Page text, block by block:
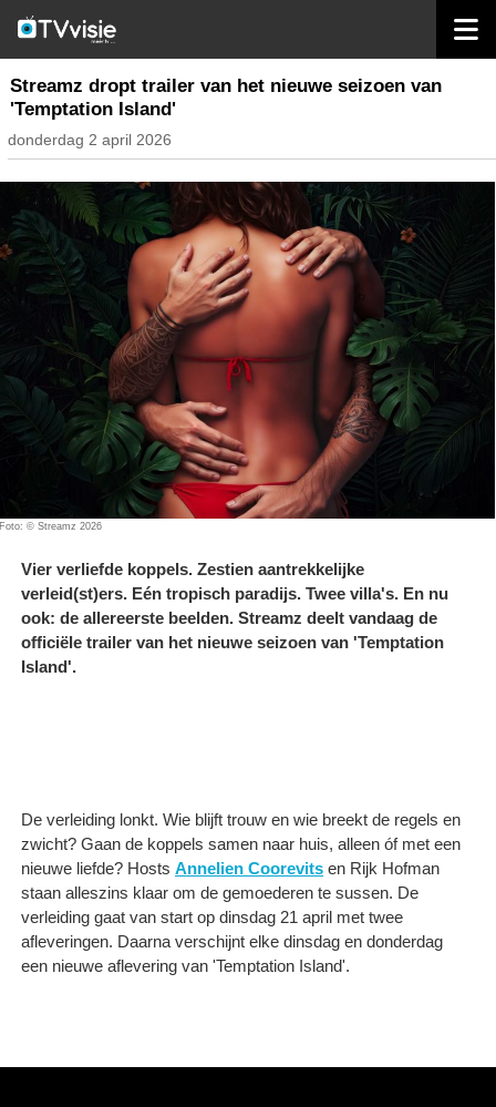
streaming
Streamz dropt trailer van het nieuwe seizoen van
'Temptation Island'
donderdag 2 april 2026
Foto: © Streamz 2026
Vier verliefde koppels. Zestien aantrekkelijke
verleid(st)ers. Eén tropisch paradijs. Twee villa's. En nu
ook: de allereerste beelden. Streamz deelt vandaag de
officiële trailer van het nieuwe seizoen van 'Temptation
Island'.
De verleiding lonkt. Wie blijft trouw en wie breekt de regels en
zwicht? Gaan de koppels samen naar huis, alleen óf met een
nieuwe liefde? Hosts Annelien Coorevits en Rijk Hofman
staan alleszins klaar om de gemoederen te sussen. De
verleiding gaat van start op dinsdag 21 april met twee
afleveringen. Daarna verschijnt elke dinsdag en donderdag
een nieuwe aflevering van 'Temptation Island'.